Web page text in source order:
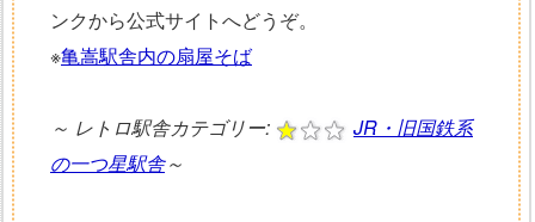
ンクから公式サイトへどうぞ。
※亀嵩駅舎内の扇屋そば
～ レトロ駅舎カテゴリー:
JR・旧国鉄系
の一つ星駅舎～